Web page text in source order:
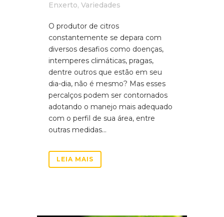
Enxerto, Variedades
O produtor de citros
constantemente se depara com
diversos desafios como doenças,
intemperes climáticas, pragas,
dentre outros que estão em seu
dia-dia, não é mesmo? Mas esses
percalços podem ser contornados
adotando o manejo mais adequado
com o perfil de sua área, entre
outras medidas...
LEIA MAIS